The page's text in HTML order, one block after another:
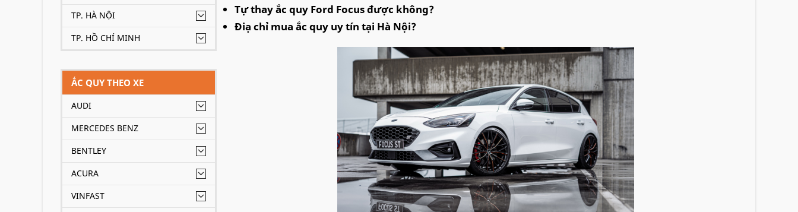
TP. HÀ NỘI
TP. HỒ CHÍ MINH
ẮC QUY THEO XE
AUDI
MERCEDES BENZ
BENTLEY
ACURA
VINFAST
Tự thay ắc quy Ford Focus được không?
Điạ chỉ mua ắc quy uy tín tại Hà Nội?